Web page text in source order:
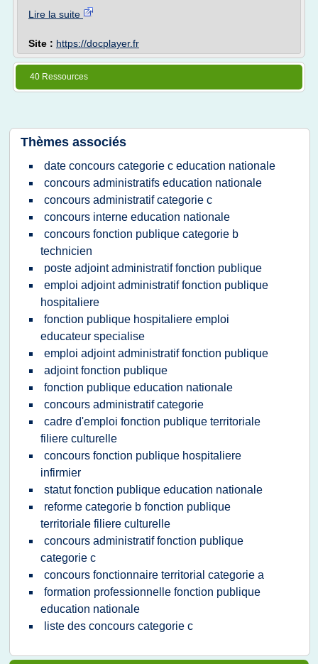
Lire la suite
Site : https://docplayer.fr
40 Ressources
Thèmes associés
date concours categorie c education nationale
concours administratifs education nationale
concours administratif categorie c
concours interne education nationale
concours fonction publique categorie b
technicien
poste adjoint administratif fonction publique
emploi adjoint administratif fonction publique
hospitaliere
fonction publique hospitaliere emploi
educateur specialise
emploi adjoint administratif fonction publique
adjoint fonction publique
fonction publique education nationale
concours administratif categorie
cadre d'emploi fonction publique territoriale
filiere culturelle
concours fonction publique hospitaliere
infirmier
statut fonction publique education nationale
reforme categorie b fonction publique
territoriale filiere culturelle
concours administratif fonction publique
categorie c
concours fonctionnaire territorial categorie a
formation professionnelle fonction publique
education nationale
liste des concours categorie c